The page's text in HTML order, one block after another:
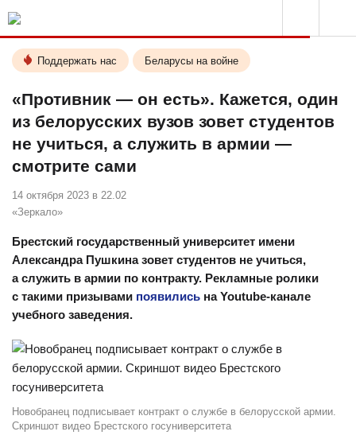
Поддержать нас Беларусы на войне
«Противник — он есть». Кажется, один
из белорусских вузов зовет студентов
не учиться, а служить в армии —
смотрите сами
14 октября 2023 в 22.02
«Зеркало»
Брестский государственный университет имени
Александра Пушкина зовет студентов не учиться,
а служить в армии по контракту. Рекламные ролики
с такими призывами появились на Youtube-канале
учебного заведения.
Новобранец подписывает контракт о службе в белорусской армии.
Скриншот видео Брестского госуниверситета